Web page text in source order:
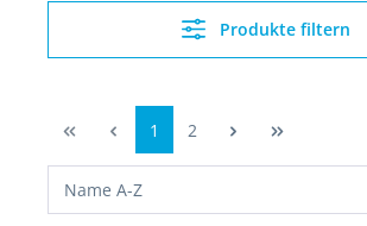
Produkte filtern
1 2